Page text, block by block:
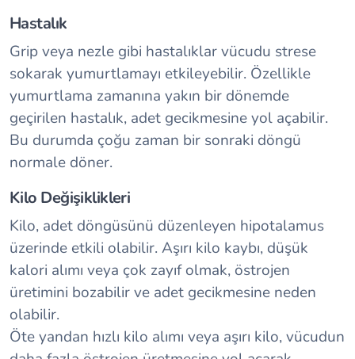
Hastalık
Grip veya nezle gibi hastalıklar vücudu strese
sokarak yumurtlamayı etkileyebilir. Özellikle
yumurtlama zamanına yakın bir dönemde
geçirilen hastalık, adet gecikmesine yol açabilir.
Bu durumda çoğu zaman bir sonraki döngü
normale döner.
Kilo Değişiklikleri
Kilo, adet döngüsünü düzenleyen hipotalamus
üzerinde etkili olabilir. Aşırı kilo kaybı, düşük
kalori alımı veya çok zayıf olmak, östrojen
üretimini bozabilir ve adet gecikmesine neden
olabilir.
Öte yandan hızlı kilo alımı veya aşırı kilo, vücudun